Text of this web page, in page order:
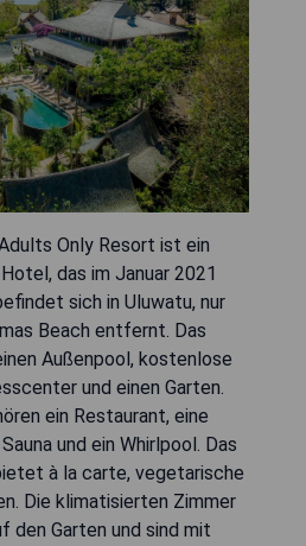
Only Resort ist ein
das im Januar 2021
sich in Uluwatu, nur
Beach entfernt. Das
Außenpool, kostenlose
und einen Garten.
ein Restaurant, eine
und ein Whirlpool. Das
à la carte, vegetarische
Die klimatisierten Zimmer
den Garten und sind mit